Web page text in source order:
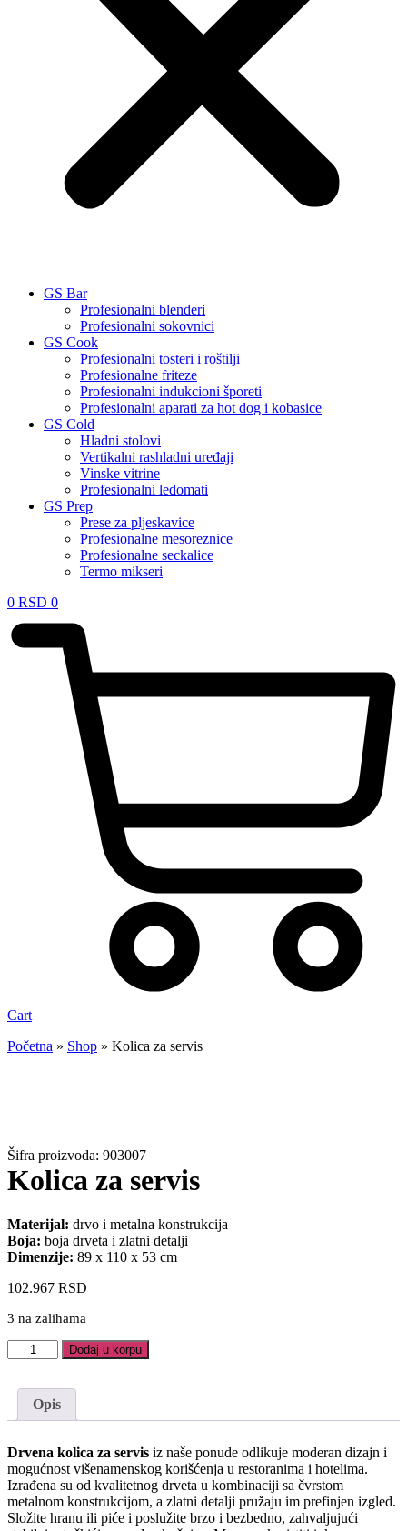
GS Bar
Profesionalni blenderi
Profesionalni sokovnici
GS Cook
Profesionalni tosteri i roštilji
Profesionalne friteze
Profesionalni indukcioni šporeti
Profesionalni aparati za hot dog i kobasice
GS Cold
Hladni stolovi
Vertikalni rashladni uređaji
Vinske vitrine
Profesionalni ledomati
GS Prep
Prese za pljeskavice
Profesionalne mesoreznice
Profesionalne seckalice
Termo mikseri
0 RSD 0
Cart
Početna » Shop » Kolica za servis
Šifra proizvoda: 903007
Kolica za servis
Materijal: drvo i metalna konstrukcija
Boja: boja drveta i zlatni detalji
Dimenzije: 89 x 110 x 53 cm
102.967 RSD
3 na zalihama
Kolica
za
količina
Dodaj u korpu
Opis
Drvena kolica za servis iz naše ponude odlikuje moderan dizajn i
mogućnost višenamenskog korišćenja u restoranima i hotelima.
Izrađena su od kvalitetnog drveta u kombinaciji sa čvrstom
metalnom konstrukcijom, a zlatni detalji pružaju im prefinjen izgled.
Složite hranu ili piće i poslužite brzo i bezbedno, zahvaljujući